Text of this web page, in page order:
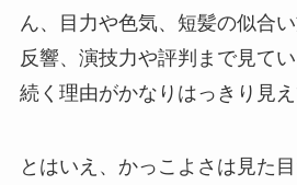
ん、目力や色気、短髪の似合
反響、演技力や評判まで見て
続く理由がかなりはっきり見え
とはいえ、かっこよさは見た